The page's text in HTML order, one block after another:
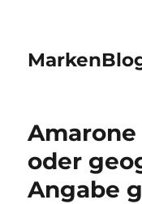
Amarone
oder
Angabe